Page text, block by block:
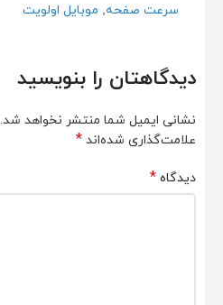
سرعت صفحه موبایل اولویت
دیدگاهتان را بنویسید
نشانی ایمیل شما منتشر نخواهد شد.
علامت‌گذاری شده‌اند *
دیدگاه *